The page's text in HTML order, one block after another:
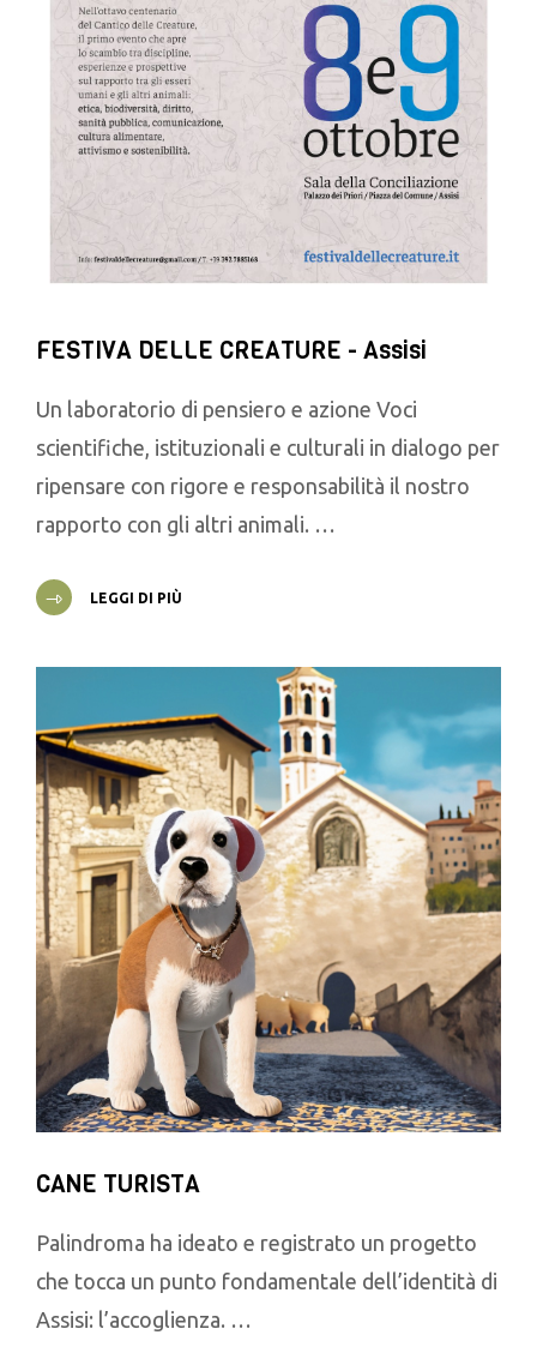
FESTIVA DELLE CREATURE - Assisi
Un laboratorio di pensiero e azione Voci
scientifiche, istituzionali e culturali in dialogo per
ripensare con rigore e responsabilità il nostro
rapporto con gli altri animali. …
LEGGI DI PIÙ
CANE TURISTA
Palindroma ha ideato e registrato un progetto
che tocca un punto fondamentale dell’identità di
Assisi: l’accoglienza. …